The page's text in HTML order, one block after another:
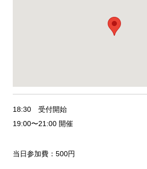
18:30 受付開始
19:00〜21:00 開催
当日参加費：500円